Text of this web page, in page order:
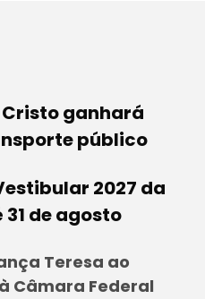
Cristo ganhará
público
2027 da
31 de agosto
Teresa ao
Câmara Federal